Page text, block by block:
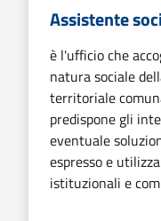
Assistente
è l'ufficio che
natura sociale
territoriale
predispone gli
eventuale
espresso e
istituzionali e